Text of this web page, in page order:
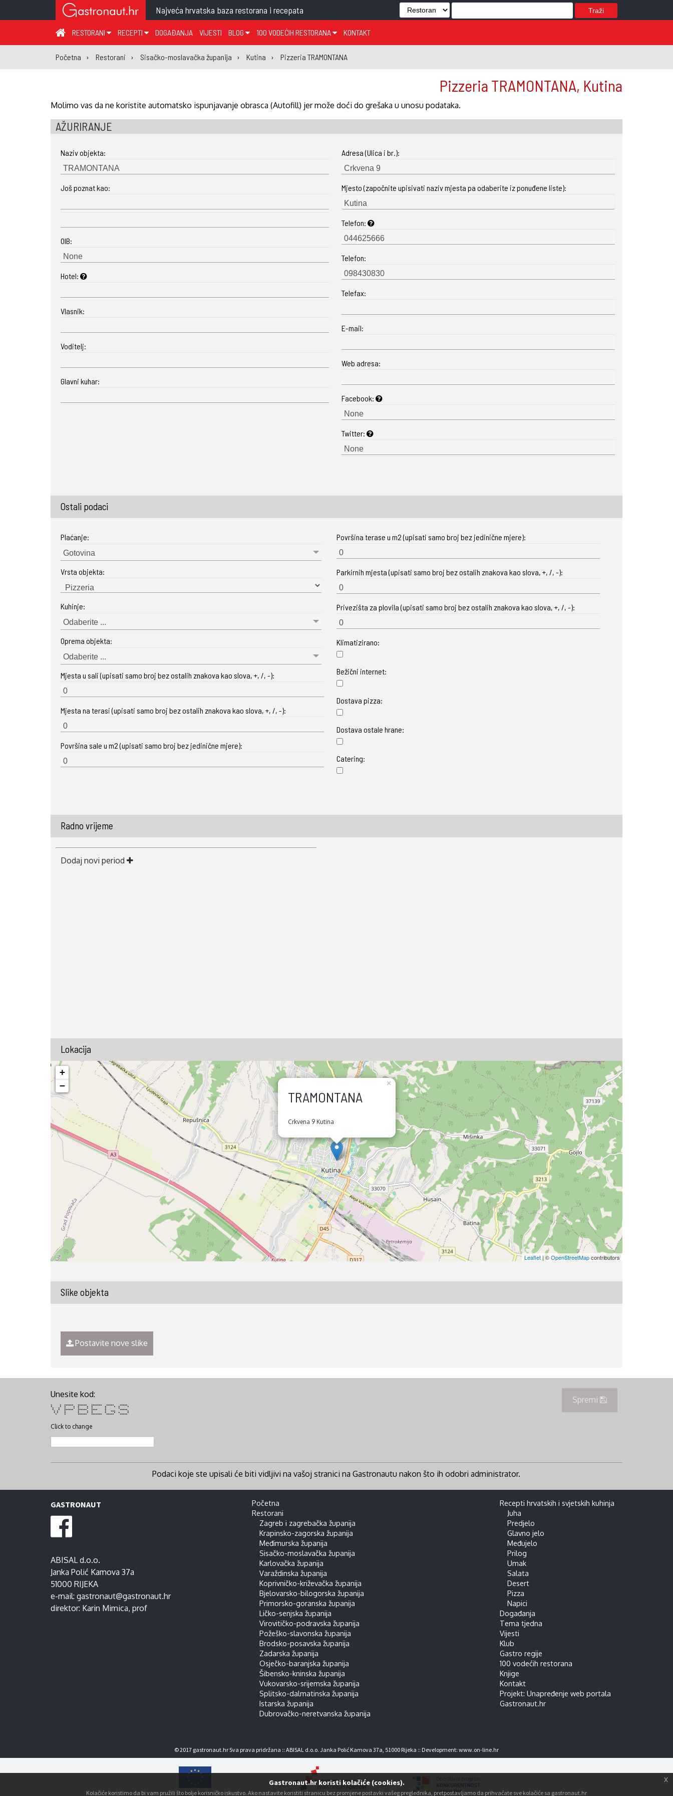
Najveća hrvatska baza restorana i recepata Traži
RESTORANI
ZAGREB I ZAGREBAČKA ŽUPANIJA
KRAPINSKO-ZAGORSKA ŽUPANIJA
MEĐIMURSKA ŽUPANIJA
SISAČKO-MOSLAVAČKA ŽUPANIJA
KOPRIVNIČKO-KRIŽEVAČKA ŽUPANIJA
BJELOVARSKO-BILOGORSKA ŽUPANIJA
PRIMORSKO-GORANSKA ŽUPANIJA
LIČKO-SENJSKA ŽUPANIJA
BRODSKO-POSAVSKA ŽUPANIJA
OSJEČKO-BARANJSKA ŽUPANIJA
ŠIBENSKO-KNINSKA ŽUPANIJA
VUKOVARSKO-SRIJEMSKA ŽUPANIJA
SPLITSKO-DALMATINSKA ŽUPANIJA
ISTARSKA ŽUPANIJA
DUBROVAČKO-NERETVANSKA ŽUPANIJA
RECEPTI
JUHA
PREDJELO
GLAVNO JELO
MEĐUJELO
SALATA
DESERT
PIZZA
NAPICI
DOGAĐANJA VIJESTI BLOG
TEMA TJEDNA
ZANIMLJIVOSTI
KLUB
GASTRO REGIJE
100 VODEĆIH RESTORANA
GLASANJE KNJIGE
KONTAKT
Početna Restorani Sisačko-moslavačka županija Kutina Pizzeria TRAMONTANA
Pizzeria TRAMONTANA, Kutina
Molimo vas da ne koristite automatsko ispunjavanje obrasca (Autofill) jer može doći do grešaka u unosu podataka.
AŽURIRANJE
Naziv objekta:
Još poznat kao:
OIB:
Hotel:
Vlasnik:
Voditelj:
Glavni kuhar:
Adresa (Ulica i br.):
Mjesto (započnite upisivati naziv mjesta pa odaberite iz ponuđene liste):
Telefon:
Telefon:
Telefax:
E-mail:
Web adresa:
Facebook:
Twitter:
Ostali podaci
Plaćanje:
Gotovina
Vrsta objekta:
Kuhinje:
Odaberite ...
Oprema objekta:
Odaberite ...
Mjesta u sali (upisati samo broj bez ostalih znakova kao slova, +, /, -):
Mjesta na terasi (upisati samo broj bez ostalih znakova kao slova, +, /, -):
Površina sale u m2 (upisati samo broj bez jedinične mjere):
Površina terase u m2 (upisati samo broj bez jedinične mjere):
Parkirnih mjesta (upisati samo broj bez ostalih znakova kao slova, +, /, -):
Privezišta za plovila (upisati samo broj bez ostalih znakova kao slova, +, /, -):
Klimatizirano:
Bežični internet:
Dostava pizza:
Dostava ostale hrane:
Catering:
Radno vrijeme
Dodaj novi period
Lokacija
TRAMONTANA
Crkvena 9 Kutina
×
+
−
Leaflet | ©OpenStreetMapcontributors
Slike objekta
Postavite nove slike
Spremi
Unesite kod:
* * ****** ****** ******* ***** *****
* * * * * * * * * * *
* * * * * * * * *
* * ****** ****** **** * *****
* * * * * * * *** *
* * * * * * * * * *
* * ****** ******* ***** *****
Click to change
Podaci koje ste upisali će biti vidljivi na vašoj stranici na Gastronautu nakon što ih odobri administrator.
GASTRONAUT
ABISAL d.o.o.
Janka Polić Kamova 37a
51000 RIJEKA
e-mail: gastronaut@gastronaut.hr
direktor: Karin Mimica, prof
Početna
Restorani
Zagreb i zagrebačka županija
Krapinsko-zagorska županija
Međimurska županija
Sisačko-moslavačka županija
Karlovačka županija
Varaždinska županija
Koprivničko-križevačka županija
Bjelovarsko-bilogorska županija
Primorsko-goranska županija
Ličko-senjska županija
Virovitičko-podravska županija
Požeško-slavonska županija
Brodsko-posavska županija
Zadarska županija
Osječko-baranjska županija
Šibensko-kninska županija
Vukovarsko-srijemska županija
Splitsko-dalmatinska županija
Istarska županija
Dubrovačko-neretvanska županija
Recepti hrvatskih i svjetskih kuhinja
Juha
Predjelo
Glavno jelo
Međujelo
Prilog
Umak
Salata
Desert
Pizza
Napici
Događanja
Tema tjedna
Vijesti
Klub
Gastro regije
100 vodećih restorana
Knjige
Kontakt
Projekt: Unapređenje web portala
Gastronaut.hr
© 2017 gastronaut.hr Sva prava pridržana :: ABISAL d.o.o. Janka Polić Kamova 37a, 51000 Rijeka :: Development: www.on-line.hr
Gastronaut.hr koristi kolačiće (cookies).
Kolačiće koristimo da bi vam pružili što bolje korisničko iskustvo. Ako nastavite koristiti stranicu bez promjene postavki vašeg preglednika, pretpostavljamo da prihvaćate sve kolačiće sa gastronaut.hr
x